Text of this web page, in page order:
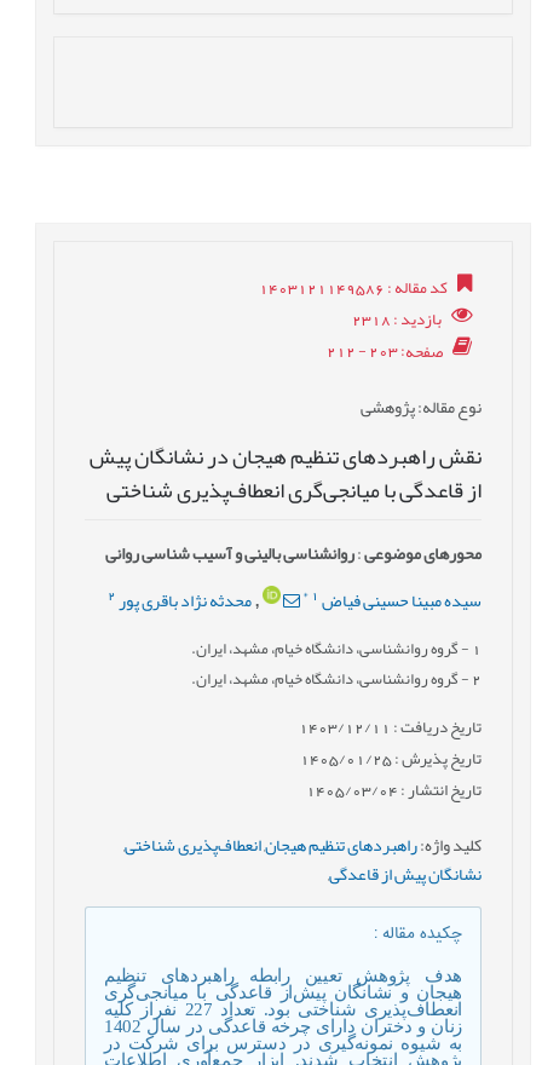
کد مقاله: 1403121149586
بازدید: 2318
صفحه: 203 - 212
نوع مقاله: پژوهشی
نقش راهبردهای تنظیم هیجان در نشانگان پیش
از قاعدگی با میانجی‌گری انعطاف‌پذیری شناختی
محورهای موضوعی:روانشناسی بالینی و آسیب شناسی روانی
سیده مبینا حسینی فیاض *
,محدثه نژاد باقری پور 2
- گروه روانشناسی، دانشگاه خیام، مشهد، ایران.
2- گروه روانشناسی، دانشگاه خیام، مشهد، ایران.
تاریخ دریافت : 1403/12/11
تاریخ پذیرش : 1405/01/25
تاریخ انتشار : 1405/03/04
کلید واژه:راهبردهای تنظیم هیجان,انعطاف‌پذیری شناختی,
نشانگان پیش از قاعدگی,
چکیده مقاله:
هدف پژوهش تعیین رابطه راهبردهای تنظیم
هیجان و نشانگان پیش‌از قاعدگی با میانجی‌گری
انعطاف‌پذیری شناختی بود. تعداد 227 نفراز کلیه
زنان و دختران دارای چرخه قاعدگی در سال 1402
به شیوه نمونه‌گیری در دسترس برای شرکت در
پژوهش انتخاب شدند. ابزار جمع‌آوری اطلاعات